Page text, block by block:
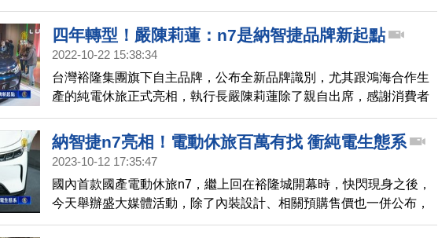
極佈建充電生態圈。
四年轉型！嚴陳莉蓮：n7是納智捷品牌新起點
2022-10-22 15:38:34
台灣裕隆集團旗下自主品牌，公布全新品牌識別，尤其跟鴻海合作生
產的純電休旅正式亮相，執行長嚴陳莉蓮除了親自出席，感謝消費者
支持，也宣布這台電動車代表了近四年來 裕隆集團進行轉型升級的 重
要里程碑。
納智捷n7亮相！電動休旅百萬有找 衝純電生態系
2023-10-12 17:35:47
國內首款國產電動休旅n7，繼上回在裕隆城開幕時，快閃現身之後，
今天舉辦盛大媒體活動，除了內裝設計、相關預購售價也一併公布，
業者打出百萬有找親民價，喊出要讓電動車在台灣真正普及，積極佈